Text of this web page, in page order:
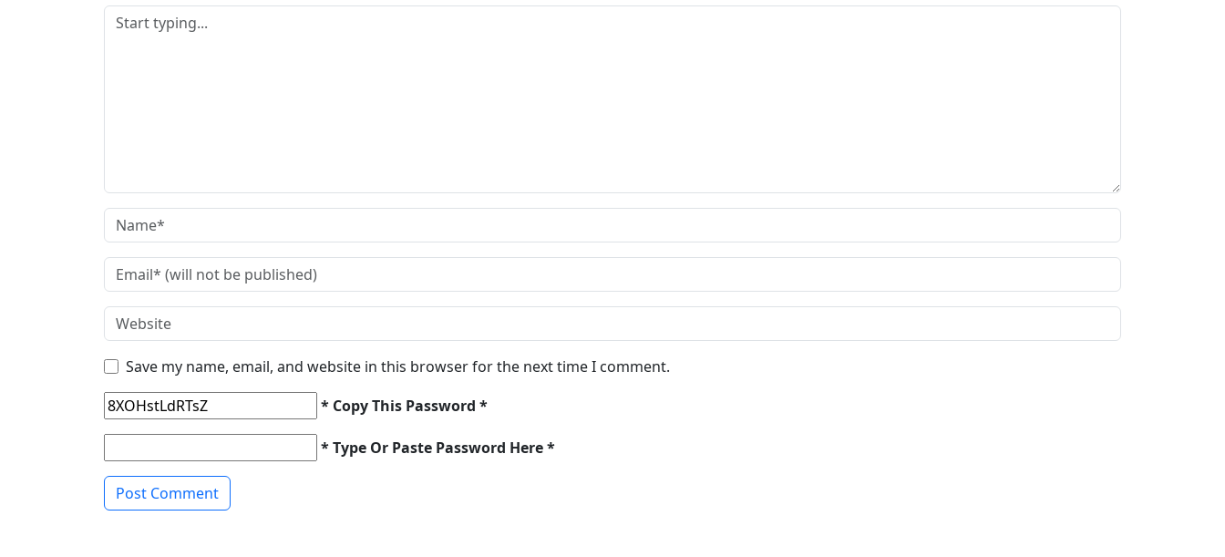
Save my name, email, and website in this browser for the next time I comment.
* Copy This Password *
* Type Or Paste Password Here *